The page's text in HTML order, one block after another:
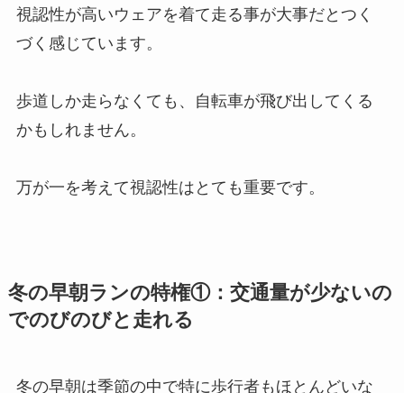
視認性が高いウェアを着て走る事が大事だとつく
づく感じています。
歩道しか走らなくても、自転車が飛び出してくる
かもしれません。
万が一を考えて視認性はとても重要です。
冬の早朝ランの特権①：交通量が少ないの
でのびのびと走れる
冬の早朝は季節の中で特に歩行者もほとんどいな